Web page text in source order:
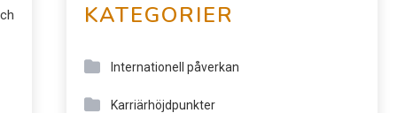
KATEGORIER
Internationell påverkan
Karriärhöjdpunkter